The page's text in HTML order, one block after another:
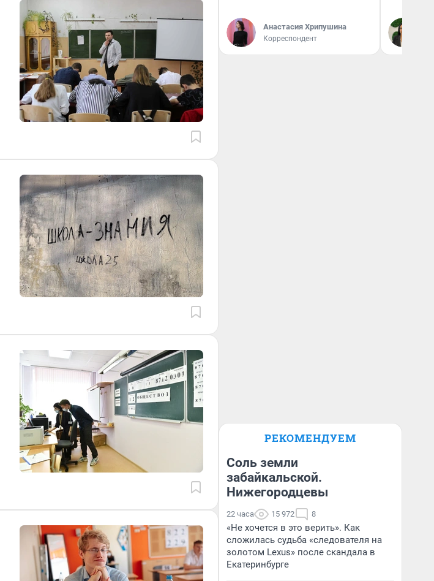
Анастасия Хрипушина
Корреспондент
РЕКОМЕНДУЕМ
Соль земли
забайкальской.
Нижегородцевы
22 часа 15 972 8
«Не хочется в это верить». Как
сложилась судьба «следователя на
золотом Lexus» после скандала в
Екатеринбурге